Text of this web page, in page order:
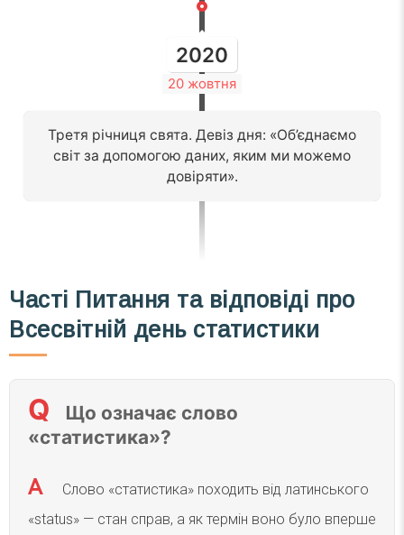
2020
20 жовтня
Третя річниця свята. Девіз дня: «Об’єднаємо
світ за допомогою даних, яким ми можемо
довіряти».
Часті Питання та відповіді про
Всесвітній день статистики
Що означає слово
«статистика»?
Слово «статистика» походить від латинського
«status» — стан справ, а як термін воно було вперше